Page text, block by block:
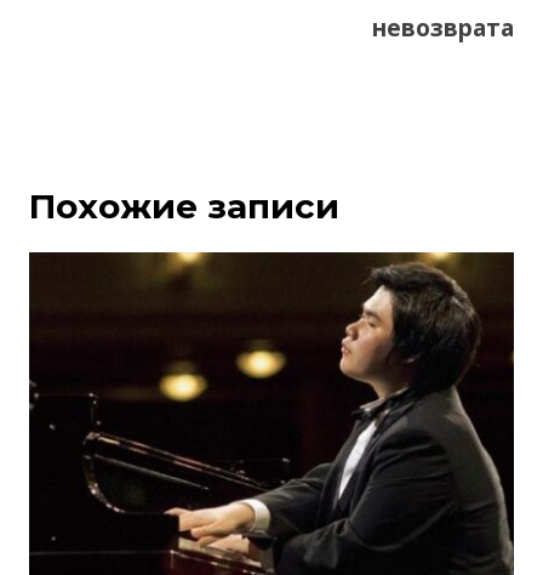
невозврата
Похожие записи